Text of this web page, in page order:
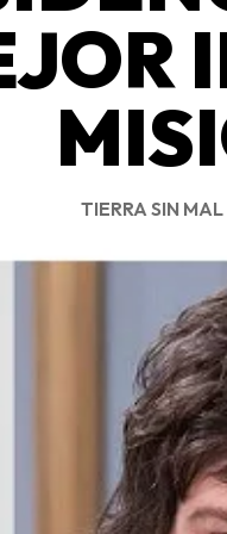
TIERRA SIN MAL